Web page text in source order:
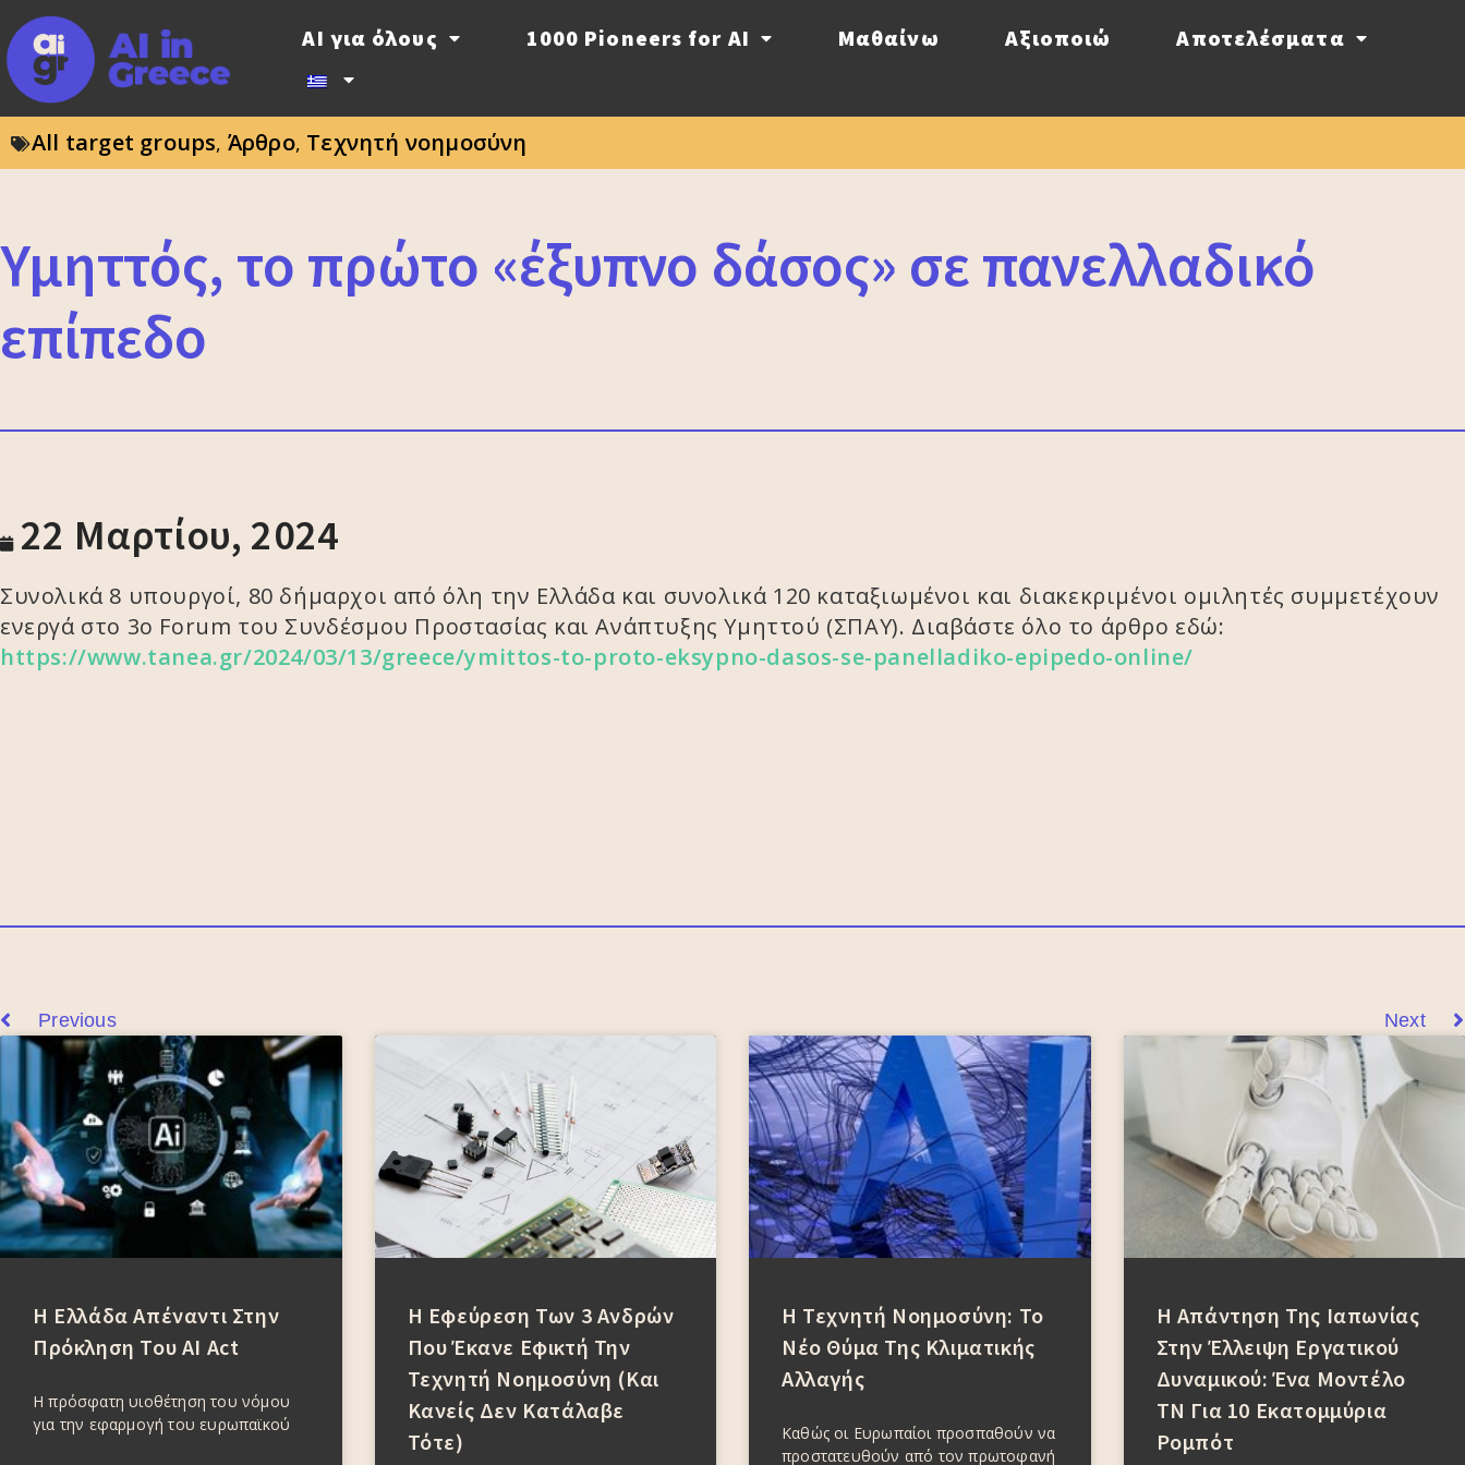
AI για όλους 1000 Pioneers for AI Μαθαίνω Αξιοποιώ Αποτελέσματα
All target groups, Άρθρο, Τεχνητή νοημοσύνη
Υμηττός, το πρώτο «έξυπνο δάσος» σε πανελλαδικό
επίπεδο
22 Μαρτίου, 2024
Συνολικά 8 υπουργοί, 80 δήμαρχοι από όλη την Ελλάδα και συνολικά 120 καταξιωμένοι και διακεκριμένοι ομιλητές συμμετέχουν
ενεργά στο 3ο Forum του Συνδέσμου Προστασίας και Ανάπτυξης Υμηττού (ΣΠΑΥ). Διαβάστε όλο το άρθρο εδώ:
https://www.tanea.gr/2024/03/13/greece/ymittos-to-proto-eksypno-dasos-se-panelladiko-epipedo-online/
Previous Next
Η Ελλάδα Απέναντι Στην
Πρόκληση Του AI Act
Η πρόσφατη υιοθέτηση του νόμου
για την εφαρμογή του ευρωπαϊκού
Η Εφεύρεση Των 3 Ανδρών
Που Έκανε Εφικτή Την
Τεχνητή Νοημοσύνη (και
Κανείς Δεν Κατάλαβε
Τότε)
Η Τεχνητή Νοημοσύνη: Το
Νέο Θύμα Της Κλιματικής
Αλλαγής
Καθώς οι Ευρωπαίοι προσπαθούν να
προστατευθούν από τον πρωτοφανή
Η Απάντηση Της Ιαπωνίας
Στην Έλλειψη Εργατικού
Δυναμικού: Ένα Μοντέλο
ΤΝ Για 10 Εκατομμύρια
Ρομπότ